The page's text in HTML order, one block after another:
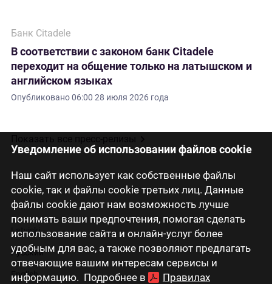
Уведомление об использовании файлов cookie
Наш сайт использует как собственные файлы
cookie, так и файлы cookie третьих лиц. Данные
файлы cookie дают нам возможность лучше
понимать ваши предпочтения, помогая сделать
использование сайта и онлайн-услуг более
удобным для вас, а также позволяют предлагать
отвечающие вашим интересам сервисы и
информацию. Подробнее в
Правилах
Банк Citadele
В соответствии с законом банк Citadele
переходит на общение только на латышском и
английском языках
Опубликовано06:00 28 июля 2026 года
Latviski
Русский
English